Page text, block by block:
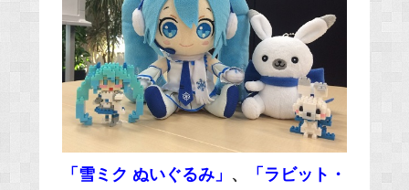
「雪ミク ぬいぐるみ」 、
「ラビット・